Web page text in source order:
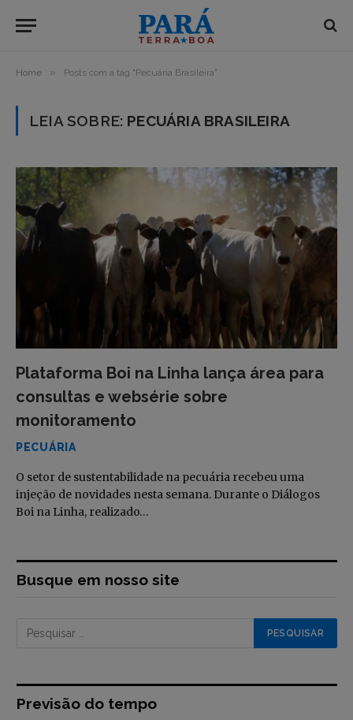
Home » Posts com a tag "Pecuária Brasileira"
LEIA SOBRE: PECUÁRIA BRASILEIRA
Plataforma Boi na Linha lança área para
consultas e websérie sobre
monitoramento
PECUÁRIA
O setor de sustentabilidade na pecuária recebeu uma
injeção de novidades nesta semana. Durante o Diálogos
Boi na Linha, realizado…
Busque em nosso site
Previsão do tempo